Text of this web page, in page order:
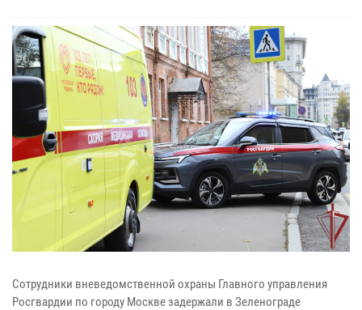
Сотрудники вневедомственной охраны Главного управления
Росгвардии по городу Москве задержали в Зеленограде